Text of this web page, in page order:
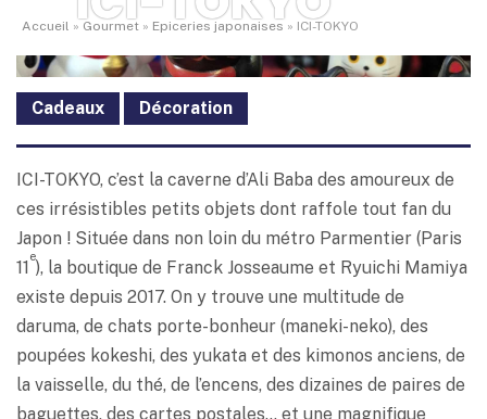
Accueil » Gourmet » Epiceries japonaises » ICI-TOKYO
Cadeaux Décoration
ICI-TOKYO, c’est la caverne d’Ali Baba des amoureux de
ces irrésistibles petits objets dont raffole tout fan du
Japon ! Située dans non loin du métro Parmentier (Paris
11
e
), la boutique de Franck Josseaume et Ryuichi Mamiya
existe depuis 2017. On y trouve une multitude de
daruma, de chats porte-bonheur (maneki-neko), des
poupées kokeshi, des yukata et des kimonos anciens, de
la vaisselle, du thé, de l’encens, des dizaines de paires de
baguettes, des cartes postales… et une magnifique